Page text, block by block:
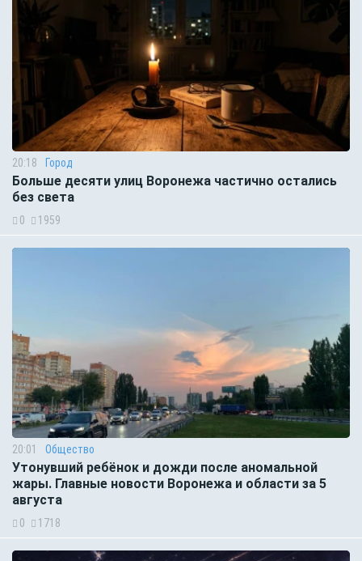
20:18 Город
Больше десяти улиц Воронежа частично остались
без света
0 1959
20:01 Общество
Утонувший ребёнок и дожди после аномальной
жары. Главные новости Воронежа и области за 5
августа
0 1718